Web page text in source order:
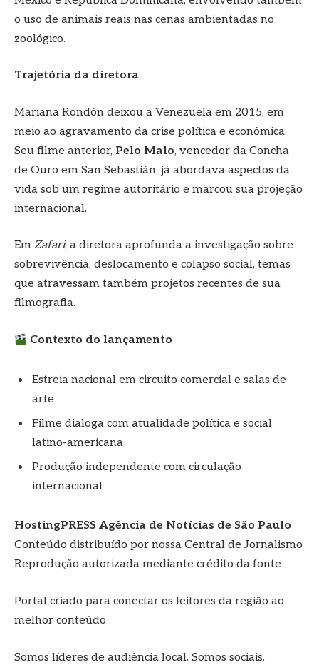
o uso de animais reais nas cenas ambientadas no
zoológico.
Trajetória da diretora
Mariana Rondón deixou a Venezuela em 2015, em
meio ao agravamento da crise política e econômica.
Seu filme anterior, Pelo Malo, vencedor da Concha
de Ouro em San Sebastián, já abordava aspectos da
vida sob um regime autoritário e marcou sua projeção
internacional.
Em Zafari, a diretora aprofunda a investigação sobre
sobrevivência, deslocamento e colapso social, temas
que atravessam também projetos recentes de sua
filmografia.
Contexto do lançamento
Estreia nacional em circuito comercial e salas de
arte
Filme dialoga com atualidade política e social
latino-americana
Produção independente com circulação
internacional
HostingPRESS Agência de Notícias de São Paulo
Conteúdo distribuído por nossa Central de Jornalismo
Reprodução autorizada mediante crédito da fonte
Portal criado para conectar os leitores da região ao
melhor conteúdo
Somos líderes de audiência local. Somos sociais.